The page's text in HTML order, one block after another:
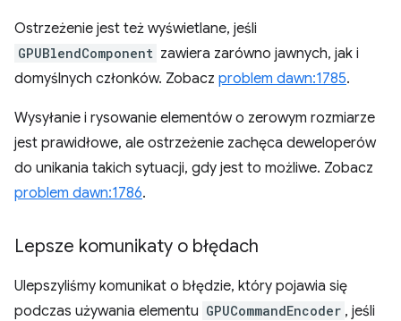
Ostrzeżenie jest też wyświetlane, jeśli
GPUBlendComponent zawiera zarówno jawnych, jak i
domyślnych członków. Zobacz problem dawn:1785.
Wysyłanie i rysowanie elementów o zerowym rozmiarze
jest prawidłowe, ale ostrzeżenie zachęca deweloperów
do unikania takich sytuacji, gdy jest to możliwe. Zobacz
problem dawn:1786.
Lepsze komunikaty o błędach
Ulepszyliśmy komunikat o błędzie, który pojawia się
podczas używania elementu GPUCommandEncoder , jeśli